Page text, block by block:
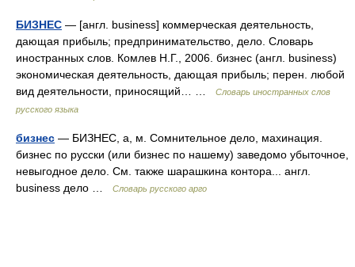
БИЗНЕС — [англ. business] коммерческая деятельность,
дающая прибыль; предпринимательство, дело. Словарь
иностранных слов. Комлев Н.Г., 2006. бизнес (англ. business)
экономическая деятельность, дающая прибыль; перен. любой
вид деятельности, приносящий… …
Словарь иностранных слов
русского языка
бизнес — БИЗНЕС, а, м. Сомнительное дело, махинация.
бизнес по русски (или бизнес по нашему) заведомо убыточное,
невыгодное дело. См. также шарашкина контора... англ.
business дело …
Словарь русского арго